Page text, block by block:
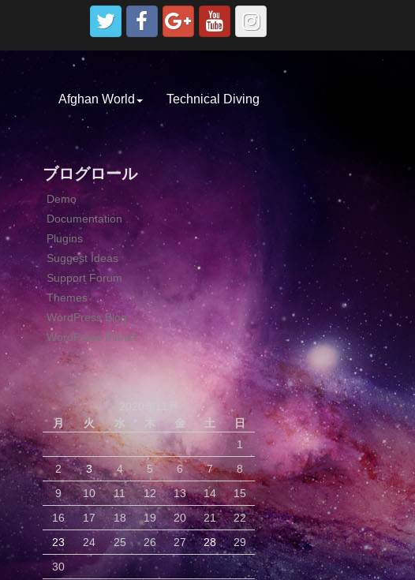
Afghan World Technical Diving
ブログロール
Demo
Documentation
Plugins
Suggest Ideas
Support Forum
Themes
WordPress Blog
WordPress Planet
月
火 水 木 金 土
日
1
2
3 4 5 6 7
8
9
10 11 12 13 14
15
16
17 18 19 20 21
22
23
24 25 26 27 28
29
30